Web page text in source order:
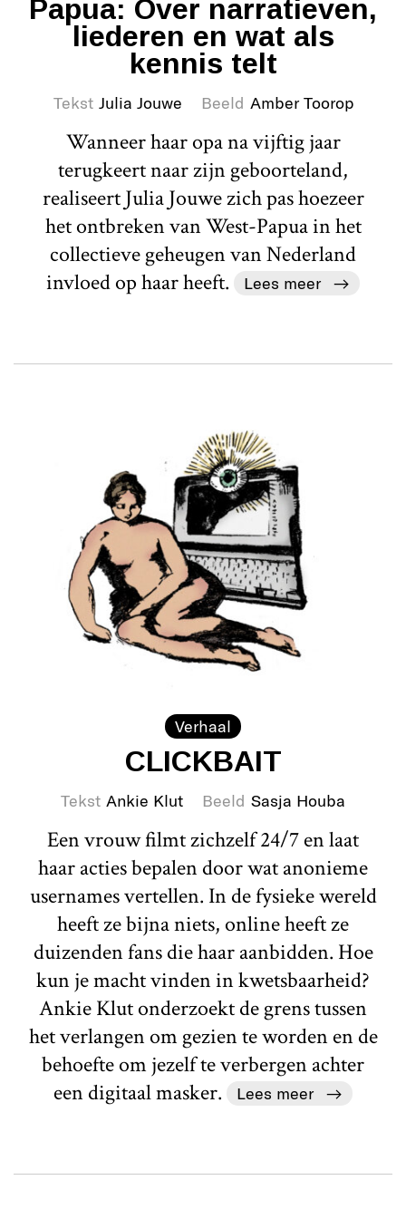
Papua: Over narratieven,
liederen en wat als
kennis telt
Tekst Julia Jouwe Beeld Amber Toorop
Wanneer haar opa na vijftig jaar
terugkeert naar zijn geboorteland,
realiseert Julia Jouwe zich pas hoezeer
het ontbreken van West-Papua in het
collectieve geheugen van Nederland
invloed op haar heeft.
Lees meer
Verhaal
CLICKBAIT
Tekst Ankie Klut Beeld Sasja Houba
Een vrouw filmt zichzelf 24/7 en laat
haar acties bepalen door wat anonieme
usernames vertellen. In de fysieke wereld
heeft ze bijna niets, online heeft ze
duizenden fans die haar aanbidden. Hoe
kun je macht vinden in kwetsbaarheid?
Ankie Klut onderzoekt de grens tussen
het verlangen om gezien te worden en de
behoefte om jezelf te verbergen achter
een digitaal masker.
Lees meer